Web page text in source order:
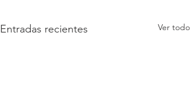
Entradas recientes Ver todo